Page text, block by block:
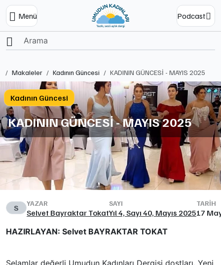
Menü Podcast
Ana Sayfa
Makaleler Kadının Güncesi KADININ GÜNCESİ - MAYIS 2025
Kadının Güncesi
KADININ GÜNCESİ - MAYIS 2025
S YAZAR
Selvet Bayraktar Tokat
SAYI
Yıl 4, Sayı 40, Mayıs 2025
TARIH
17
HAZIRLAYAN: Selvet BAYRAKTAR TOKAT